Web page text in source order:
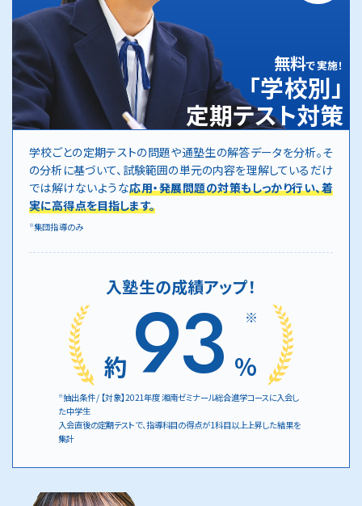
無料で実施！
「学校別」
定期テスト対策
学校ごとの定期テストの問題や通塾生の解答データを分析。そ
の分析に基づいて、試験範囲の単元の内容を理解しているだけ
では解けないような応用・発展問題の対策もしっかり行い、着
実に高得点を目指します。
※集団指導のみ
入塾生の成績アップ！
約 93 %
※
※抽出条件 / 【対象】2021年度 湘南ゼミナール総合進学コースに入会し
た中学生
入会直後の定期テストで、指導科目の得点が1科目以上上昇した結果を
集計